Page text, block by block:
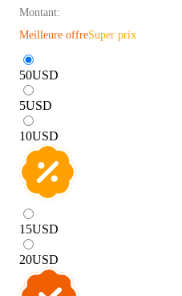
Montant:
Meilleure offreSuper prix
50USD
5USD
10USD
15USD
20USD